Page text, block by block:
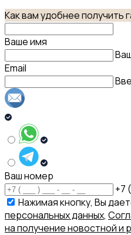
Как вам удобнее получить
Ваше имя
Email
Ваш номер
+7
Нажимая кнопку, Вы
персональных данных,
на получение новостной и